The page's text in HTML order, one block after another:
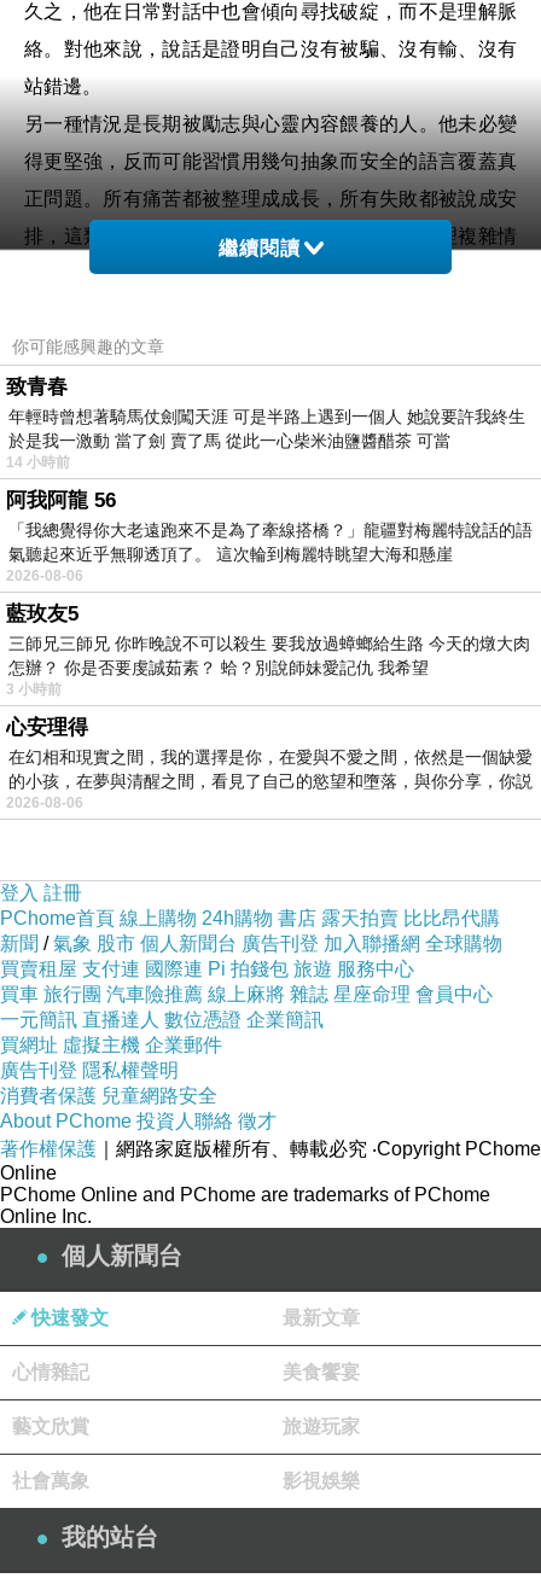
久之，他在日常對話中也會傾向尋找破綻，而不是理解脈
絡。對他來說，說話是證明自己沒有被騙、沒有輸、沒有
站錯邊。
另一種情況是長期被勵志與心靈內容餵養的人。他未必變
得更堅強，反而可能習慣用幾句抽象而安全的語言覆蓋真
正問題。所有痛苦都被整理成成長，所有失敗都被說成安
排，這類語氣表面上溫和，實際上可能削弱人處理複雜情
緒的能力。人便急著把問題包裝成一種可被按讚的領悟。
立刺激，十幾秒製造轉折，最後用強烈表情、音效或字幕
完成情緒收束。當人長期處於這種節奏中，日常世界會顯
得太慢、太普通、太沒有回報。閱讀一段長文字變得困
難，聽別人慢慢說話變得不耐煩，甚至連自己的思考也開
始追求快速結論。人的注意力被重新訓練成只適應高密度
刺激。
這種變化不能只用「上癮」解釋。上癮描述的是使用頻
率，但人格塑形描述的是使用後的內在改變。一個人未必
每天使用很多小時，但只要他長期接收同一種推送語氣，
他的表達方式仍然會受影響。推送真正塑造的是反應模
板。當某類內容反覆出現，人會逐漸學會在相似場景中使
用相似反應。憤怒、嘲諷、受害感、優越感、正能量、冷
笑、犬儒，都可以被平台訓練成自動反應。
這些內容本來就是你喜歡的，即是它會不斷把某種版本的
你推到你面前，然後讓你誤以為那就是最真實的自己。你
看得越多，系統越確定你的偏好；系統越確定，你越少機
會接觸其他版本的自己。
到 2025 至 2026 年，這件事又進入另一個階段。平台不只
推送由人製作的內容，也開始混入大量 AI 生成、AI 改
寫、AI 優化過的內容。這代表人接收的是經過機器優化後
的表達樣式。標題更精準，語氣更抓人，情緒節點更密
集，立場包裝更順滑。當生成式 AI 與推薦系統結合，平台
不只是知道你容易被甚麼吸引，還可以大量生產更容易吸
這會令推送的塑形能力進一步提高。過去的推薦系統主要
是在既有內容中排序；未來更大的問題，是系統可以根據
用戶反應生成或調整內容。換言之，推送可能逐漸變成
「為你製造一個更適合你停留的世界」。在這個世界裡，
你接收的資訊、語氣、節奏、價值暗示和身份認同，都會
變得越來越貼合你的反應弱點。
這是商業邏輯的自然結果。平台需要停留時間，創作者需
繼續閱讀
你可能感興趣的文章
致青春
年輕時曾想著騎馬仗劍闖天涯 可是半路上遇到一個人 她說要許我終生
於是我一激動 當了劍 賣了馬 從此一心柴米油鹽醬醋茶 可當
14 小時前
阿我阿龍 56
「我總覺得你大老遠跑來不是為了牽線搭橋？」龍疆對梅麗特說話的語
氣聽起來近乎無聊透頂了。 這次輪到梅麗特眺望大海和懸崖
2026-08-06
藍玫友5
三師兄三師兄 你昨晚說不可以殺生 要我放過蟑螂給生路 今天的燉大肉
怎辦？ 你是否要虔誠茹素？ 蛤？別說師妹愛記仇 我希望
3 小時前
心安理得
在幻相和現實之間，我的選擇是你，在愛與不愛之間，依然是一個缺愛
的小孩，在夢與清醒之間，看見了自己的慾望和墮落，與你分享，你説
2026-08-06
登入 註冊
PChome首頁 線上購物 24h購物 書店 露天拍賣 比比昂代購
新聞 /氣象 股市 個人新聞台 廣告刊登 加入聯播網 全球購物
買賣租屋 支付連 國際連 Pi 拍錢包 旅遊 服務中心
買車 旅行團 汽車險推薦 線上麻將 雜誌 星座命理 會員中心
一元簡訊 直播達人 數位憑證 企業簡訊
買網址 虛擬主機 企業郵件
廣告刊登 隱私權聲明
消費者保護 兒童網路安全
About PChome 投資人聯絡 徵才
著作權保護 ｜網路家庭版權所有、轉載必究 ‧Copyright PChome
Online
PChome Online and PChome are trademarks of PChome
Online Inc.
個人新聞台
快速發文 最新文章
心情雜記 美食饗宴
藝文欣賞 旅遊玩家
社會萬象 影視娛樂
我的站台